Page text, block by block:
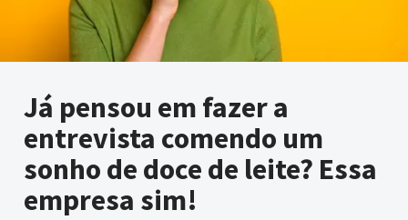
Já pensou em fazer a
entrevista comendo um
sonho de doce de leite? Essa
empresa sim!